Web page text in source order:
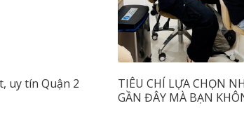
uy tín Quận 2
TIÊU CHÍ LỰA CHỌN
GẦN ĐÂY MÀ BẠN